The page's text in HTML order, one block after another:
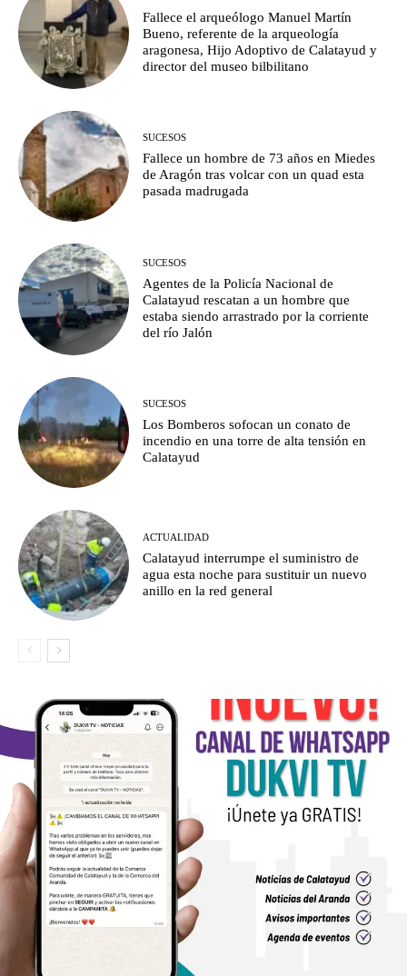
Fallece el arqueólogo Manuel Martín
Bueno, referente de la arqueología
aragonesa, Hijo Adoptivo de Calatayud y
director del museo bilbilitano
SUCESOS
Fallece un hombre de 73 años en Miedes
de Aragón tras volcar con un quad esta
pasada madrugada
SUCESOS
Agentes de la Policía Nacional de
Calatayud rescatan a un hombre que
estaba siendo arrastrado por la corriente
del río Jalón
SUCESOS
Los Bomberos sofocan un conato de
incendio en una torre de alta tensión en
Calatayud
ACTUALIDAD
Calatayud interrumpe el suministro de
agua esta noche para sustituir un nuevo
anillo en la red general